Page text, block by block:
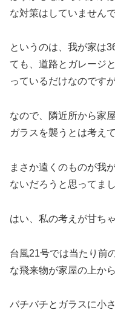
な対策はしていませんで
というのは、我が家は
ても、道路とガレージ
っているだけなのです
なので、隣近所から家
ガラスを襲うとは考え
まさか遠くのものが我
ないだろうと思ってまし
はい、私の考えが甘ち
台風21号では当たり前
な飛来物が家屋の上か
バチバチとガラスに小